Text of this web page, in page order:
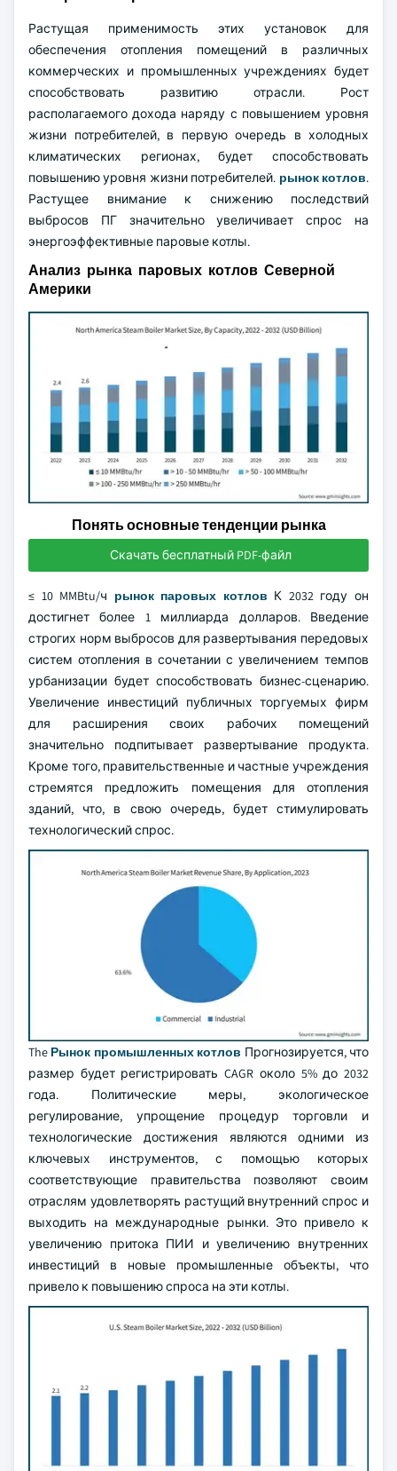
Растущая применимость этих установок для
обеспечения отопления помещений в различных
коммерческих и промышленных учреждениях будет
способствовать развитию отрасли. Рост
располагаемого дохода наряду с повышением уровня
жизни потребителей, в первую очередь в холодных
климатических регионах, будет способствовать
повышению уровня жизни потребителей. рынок котлов.
Растущее внимание к снижению последствий
выбросов ПГ значительно увеличивает спрос на
энергоэффективные паровые котлы.
Анализ рынка паровых котлов Северной
Америки
Понять основные тенденции рынка
Скачать бесплатный PDF-файл
≤ 10 MMBtu/ч рынок паровых котлов К 2032 году он
достигнет более 1 миллиарда долларов. Введение
строгих норм выбросов для развертывания передовых
систем отопления в сочетании с увеличением темпов
урбанизации будет способствовать бизнес-сценарию.
Увеличение инвестиций публичных торгуемых фирм
для расширения своих рабочих помещений
значительно подпитывает развертывание продукта.
Кроме того, правительственные и частные учреждения
стремятся предложить помещения для отопления
зданий, что, в свою очередь, будет стимулировать
технологический спрос.
The Рынок промышленных котлов Прогнозируется, что
размер будет регистрировать CAGR около 5% до 2032
года. Политические меры, экологическое
регулирование, упрощение процедур торговли и
технологические достижения являются одними из
ключевых инструментов, с помощью которых
соответствующие правительства позволяют своим
отраслям удовлетворять растущий внутренний спрос и
выходить на международные рынки. Это привело к
увеличению притока ПИИ и увеличению внутренних
инвестиций в новые промышленные объекты, что
привело к повышению спроса на эти котлы.